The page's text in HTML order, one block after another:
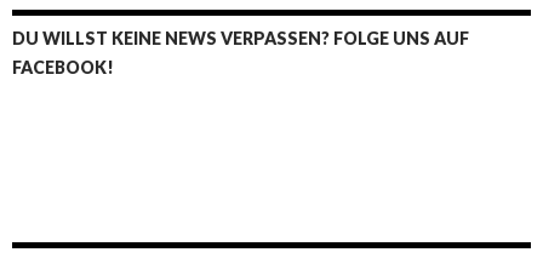
DU WILLST KEINE NEWS VERPASSEN? FOLGE UNS AUF
FACEBOOK!